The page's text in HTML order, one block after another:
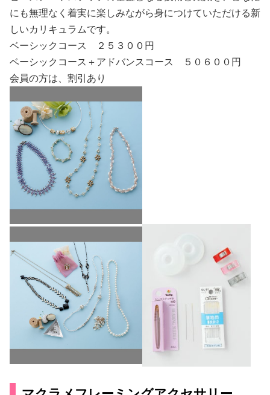
にも無理なく着実に楽しみながら身につけていただける新
しいカリキュラムです。
ベーシックコース ２５３００円
ベーシックコース＋アドバンスコース ５０６００円
会員の方は、割引あり